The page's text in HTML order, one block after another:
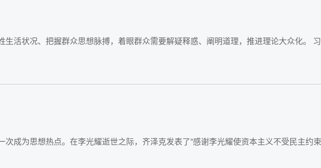
活状况、把握群众思想脉搏，着眼群众需要解疑释惑、阐明道理，推进理论大众化。
成为思想热点。在李光耀逝世之际，齐泽克发表了“感谢李光耀使资本主义不受民主约